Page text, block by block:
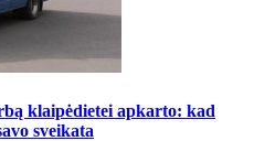
klaipėdietei apkarto: kad
sveikata